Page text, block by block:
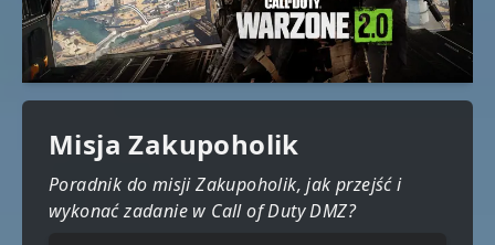
Misja Zakupoholik
Poradnik do misji Zakupoholik, jak przejść i
wykonać zadanie w Call of Duty DMZ?